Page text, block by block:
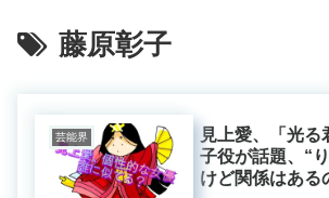
藤原彰子
芸能界
見上愛、「光る
子役が話題、“
けど関係はある